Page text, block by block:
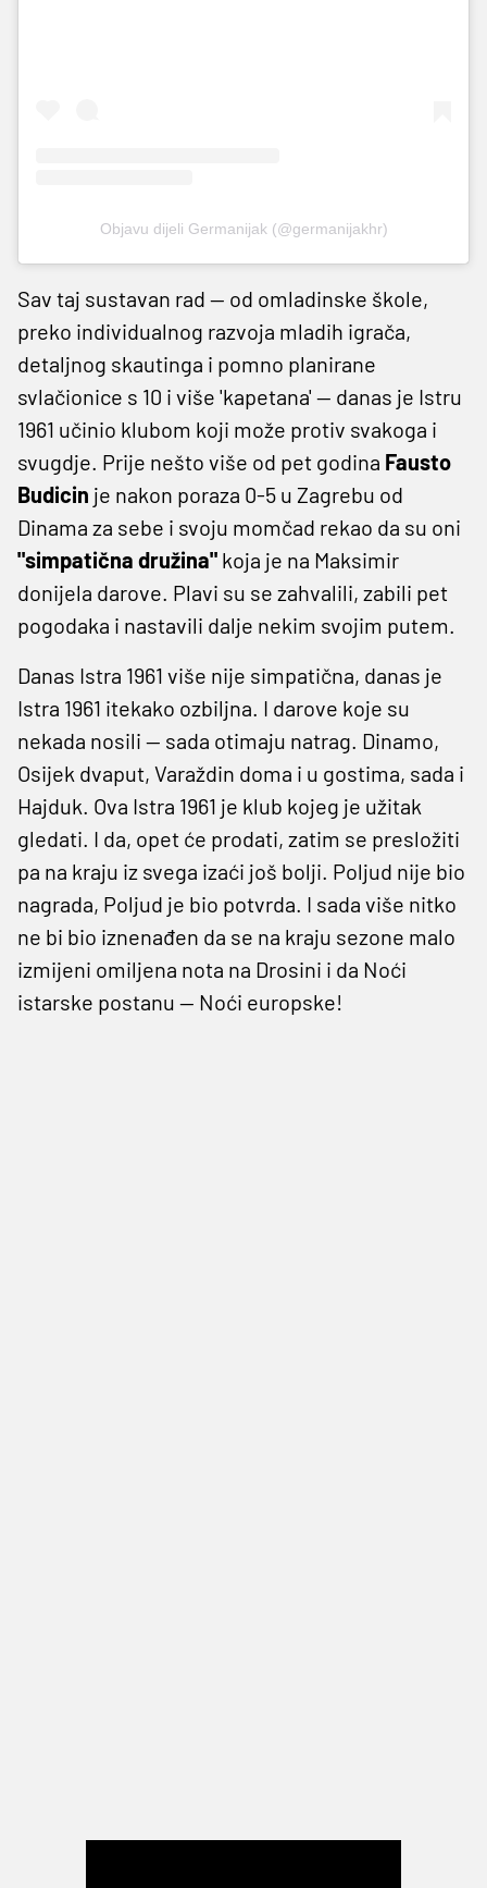
Objavu dijeli Germanijak (@germanijakhr)
Sav taj sustavan rad — od omladinske škole,
preko individualnog razvoja mladih igrača,
detaljnog skautinga i pomno planirane
svlačionice s 10 i više 'kapetana' — danas je Istru
1961 učinio klubom koji može protiv svakoga i
svugdje. Prije nešto više od pet godina Fausto
Budicin je nakon poraza 0-5 u Zagrebu od
Dinama za sebe i svoju momčad rekao da su oni
"simpatična družina" koja je na Maksimir
donijela darove. Plavi su se zahvalili, zabili pet
pogodaka i nastavili dalje nekim svojim putem.
Danas Istra 1961 više nije simpatična, danas je
Istra 1961 itekako ozbiljna. I darove koje su
nekada nosili — sada otimaju natrag. Dinamo,
Osijek dvaput, Varaždin doma i u gostima, sada i
Hajduk. Ova Istra 1961 je klub kojeg je užitak
gledati. I da, opet će prodati, zatim se presložiti
pa na kraju iz svega izaći još bolji. Poljud nije bio
nagrada, Poljud je bio potvrda. I sada više nitko
ne bi bio iznenađen da se na kraju sezone malo
izmijeni omiljena nota na Drosini i da Noći
istarske postanu — Noći europske!